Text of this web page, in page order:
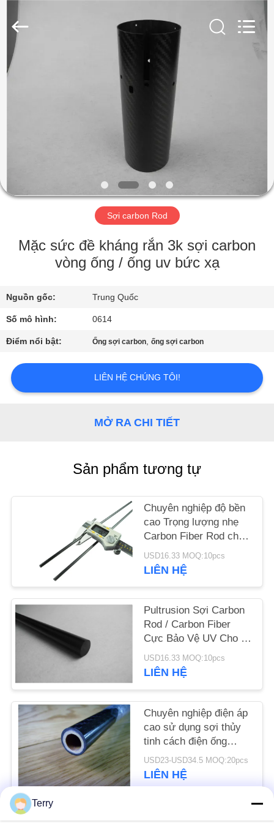
TRANG
VỀ
TÔI
QUAN
NHÀ
MÁY
KIỂM
SOÁT
HỆ
CẦU
BÁO
GIÁ
SƠ
ĐỒ
TRANG
WEB
PRIVACY
POLICY
IMP.&EXP.
CO.,LTD.
Rights
Reserved.
Sợi carbon Rod
Mặc sức đề kháng rắn 3k sợi carbon
vòng ống / ống uv bức xạ
Nguồn gốc: Trung Quốc
Số mô hình: 0614
Điểm nổi bật: Ống sợi carbon,ống sợi carbon
LIÊN HỆ CHÚNG TÔI!
MỞ RA CHI TIẾT
Sản phẩm tương tự
Chuyên nghiệp độ bền
cao Trọng lượng nhẹ
Carbon Fiber Rod cho
nội thất / Xây dựng
USD16.33 MOQ:10pcs
LIÊN HỆ
Pultrusion Sợi Carbon
Rod / Carbon Fiber
Cực Bảo Vệ UV Cho Y
Tế
USD16.33 MOQ:10pcs
LIÊN HỆ
Chuyên nghiệp điện áp
cao sử dụng sợi thủy
tinh cách điện ống
nhựa epoxy tùy chỉnh
USD23-USD34.5 MOQ:20pcs
LIÊN HỆ
Terry